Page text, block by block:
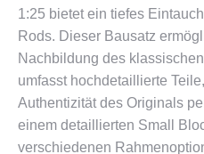
1:25 bietet ein tiefes
Rods. Dieser Bausatz
Nachbildung des
umfasst hochdetaillierte
Authentizität des Originals
einem detaillierten Small
verschiedenen